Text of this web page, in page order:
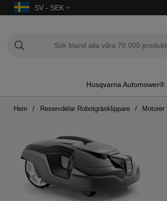
SV - SEK
Husqvarna Automower®
Hem Reservdelar Robotgräsklippare